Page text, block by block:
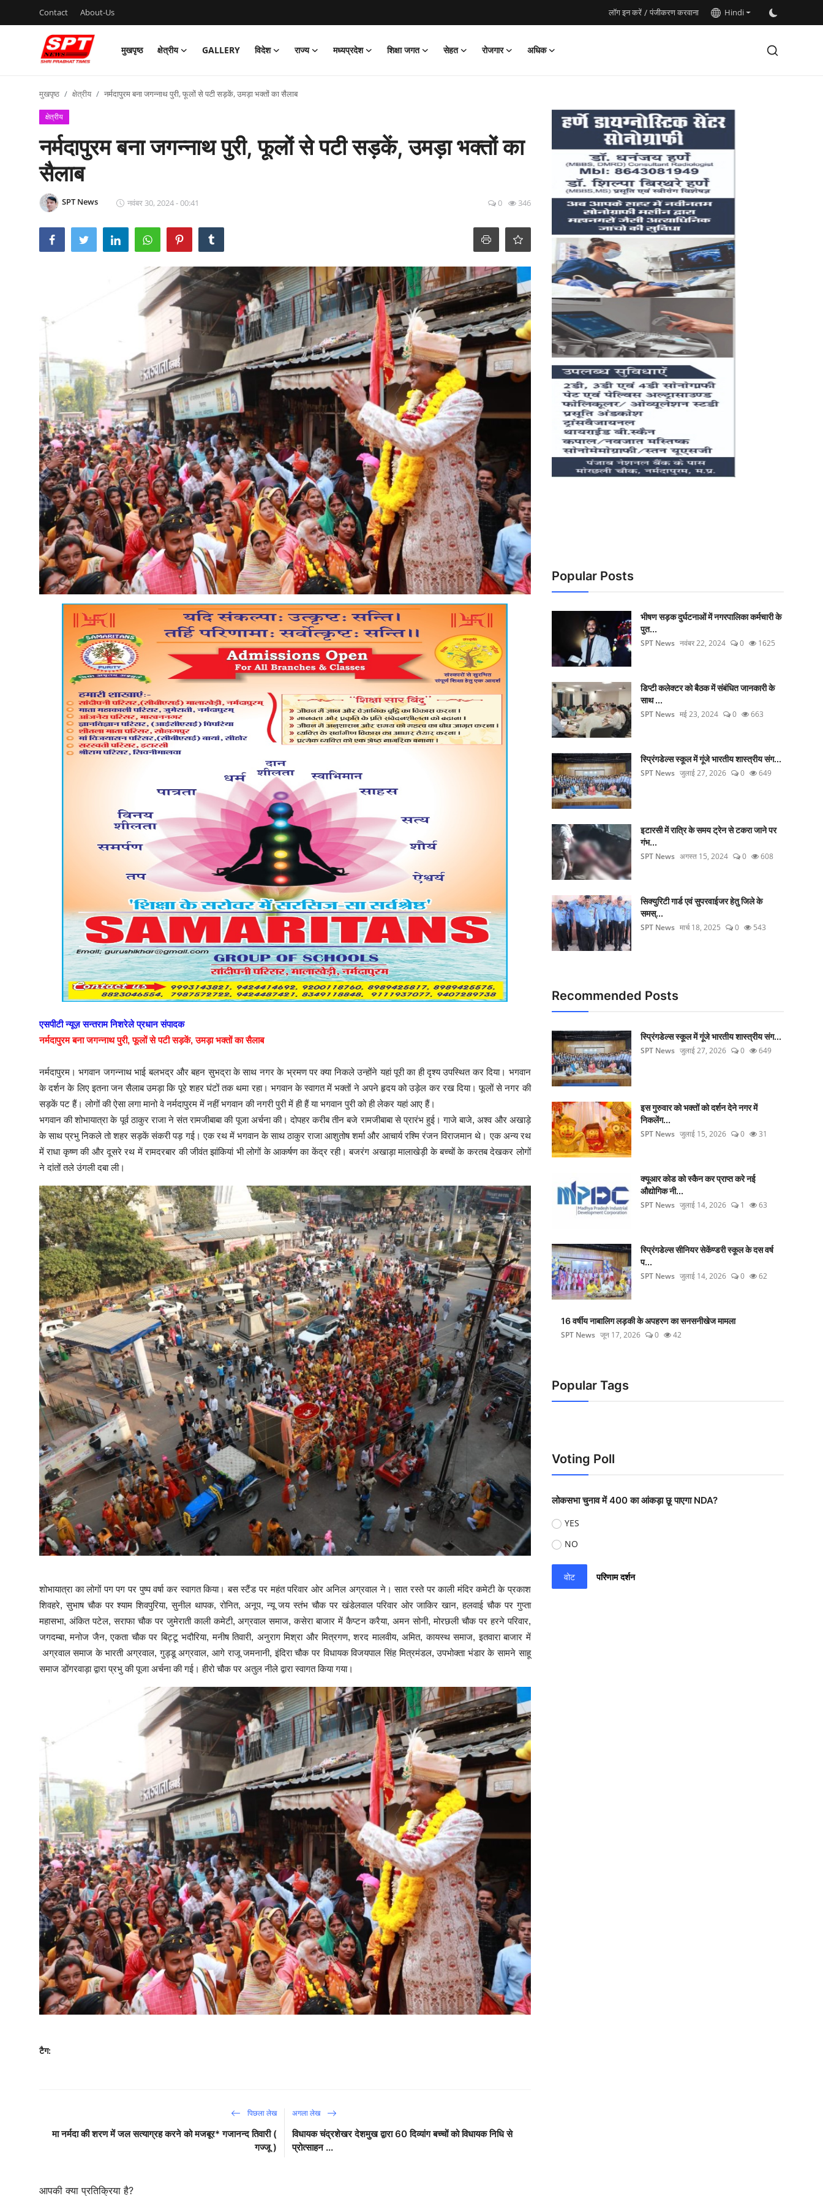
Contact About-Us लॉग इन करें/ पंजीकरण करवाना Hindi
मुखपृष्ठ क्षेत्रीय GALLERY विदेश राज्य मध्यप्रदेश शिक्षा जगत सेहत रोजगार
अधिक
Contact
About-Us
शिक्षा जगत
Hindi
मुखपृष्ठ क्षेत्रीय नर्मदापुरम बना जगन्नाथ पुरी, फूलों से पटी सड़कें, उमड़ा भक्तों का सैलाब
क्षेत्रीय
नर्मदापुरम बना जगन्नाथ पुरी, फूलों से पटी सड़कें, उमड़ा भक्तों का
सैलाब
SPT News नवंबर 30, 2024 - 00:41 0 346
एसपीटी न्यूज़ सन्तराम निशरेले प्रधान संपादक
नर्मदापुरम बना जगन्नाथ पुरी, फूलों से पटी सड़कें, उमड़ा भक्तों का सैलाब
नर्मदापुरम। भगवान जगन्नाथ भाई बलभद्र और बहन सुभद्रा के साथ नगर के भ्रमण पर क्या निकले उन्होंने यहां पूरी का ही दृश्य उपस्थित कर दिया। भगवान
के दर्शन के लिए इतना जन सैलाब उमड़ा कि पूरे शहर घंटों तक थमा रहा। भगवान के स्वागत में भक्तों ने अपने हृदय को उड़ेल कर रख दिया। फूलों से नगर की
सड़कें पट हैं। लोगों की ऐसा लगा मानो वे नर्मदापुरम में नहीं भगवान की नगरी पुरी में ही हैं या भगवान पुरी को ही लेकर यहां आए हैं।
भगवान की शोभायात्रा के पूर्व ठाकुर राजा ने संत रामजीबाबा की पूजा अर्चना की। दोपहर करीब तीन बजे रामजीबाबा से प्रारंभ हुई। गाजे बाजे, अश्व और अखाड़े
के साथ प्रभु निकले तो शहर सड़कें संकरी पड़ गई। एक रथ में भगवान के साथ ठाकुर राजा आशुतोष शर्मा और आचार्य रश्मि रंजन विराजमान थे। एक अन्य रथ
में राधा कृष्ण की और दूसरे रथ में रामदरबार की जीवंत झांकियां भी लोगों के आकर्षण का केंद्र रही। बजरंग अखाड़ा मालाखेड़ी के बच्चों के करतब देखकर लोगों
ने दांतों तले उंगली दबा ली।
शोभायात्रा का लोगों पग पग पर पुष्प वर्षा कर स्वागत किया। बस स्टैंड पर महंत परिवार ओर अनिल अग्रवाल ने। सात रस्ते पर काली मंदिर कमेटी के प्रकाश
शिवहरे, सुभाष चौक पर श्याम शिवपुरिया, सुनील थापक, रोनित, अनूप, न्यू जय स्तंभ चौक पर खंडेलवाल परिवार ओर जाकिर खान, हलवाई चौक पर गुप्ता
महासभा, अंकित पटेल, सराफा चौक पर जुमेराती काली कमेटी, अग्रवाल समाज, कसेरा बाजार में कैप्टन करैया, अमन सोनी, मोरछली चौक पर हरने परिवार,
जगदम्बा, मनोज जैन, एकता चौक पर बिट्टू भदौरिया, मनीष तिवारी, अनुराग मिश्रा और मित्रगण, शरद मालवीय, अमित, कायस्थ समाज, इतवारा बाजार में
अग्रवाल समाज के भारती अग्रवाल, गुड्डू अग्रवाल, आगे राजू जमनानी, इंदिरा चौक पर विधायक विजयपाल सिंह मित्रमंडल, उपभोक्ता भंडार के सामने साहू
समाज डोंगरवाड़ा द्वारा प्रभु की पूजा अर्चना की गई। हीरो चौक पर अतुल नीले द्वारा स्वागत किया गया।
टैग:
पिछला लेख
मा नर्मदा की शरण में जल सत्याग्रह करने को मजबूर* गजानन्द तिवारी (
गज्जू )
अगला लेख
विधायक चंद्रशेखर देशमुख द्वारा 60 दिव्यांग बच्चों को विधायक निधि से
प्रोत्साहन ...
आपकी क्या प्रतिक्रिया है?
Popular Posts
भीषण सड़क दुर्घटनाओं में नगरपालिका कर्मचारी के
पुत...
SPT News नवंबर 22, 2024 0 1625
डिप्टी कलेक्टर को बैठक में संबंधित जानकारी के
साथ ...
SPT News मई 23, 2024 0 663
स्प्रिंगडेल्स स्कूल में गूंजे भारतीय शास्त्रीय संग...
SPT News जुलाई 27, 2026 0 649
इटारसी में रात्रि के समय ट्रेन से टकरा जाने पर
गंभ...
SPT News अगस्त 15, 2024 0 608
सिक्‍युरिटी गार्ड एवं सुपरवाईजर हेतु जिले के
समस्...
SPT News मार्च 18, 2025 0 543
Recommended Posts
स्प्रिंगडेल्स स्कूल में गूंजे भारतीय शास्त्रीय संग...
SPT News जुलाई 27, 2026 0 649
इस गुरुवार को भक्तों को दर्शन देने नगर में
निकलेंग...
SPT News जुलाई 15, 2026 0 31
क्यूआर कोड को स्कैन कर प्राप्त करे नई
औद्योगिक नी...
SPT News जुलाई 14, 2026 1 63
स्प्रिंगडेल्स सीनियर सेकेंण्डरी स्कूल के दस वर्ष
प...
SPT News जुलाई 14, 2026 0 62
16 वर्षीय नाबालिग लड़की के अपहरण का सनसनीखेज मामला
SPT News जून 17, 2026 0 42
Popular Tags
Voting Poll
लोकसभा चुनाव में 400 का आंकड़ा छू पाएगा NDA?
YES
NO
वोट परिणाम दर्शन